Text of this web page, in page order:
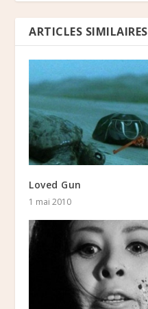
ARTICLES SIMILAIRES
Loved Gun
1 mai 2010